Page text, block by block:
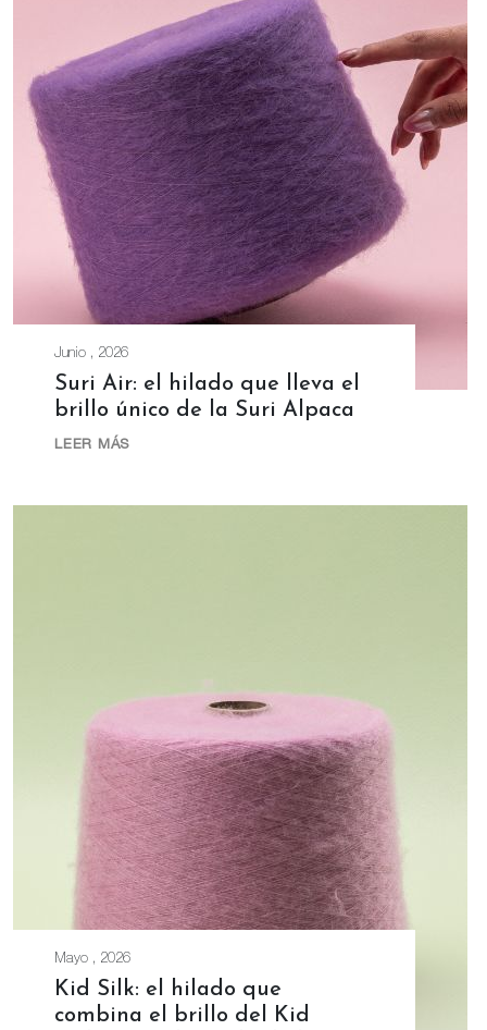
Junio , 2026
Suri Air: el hilado que lleva el
brillo único de la Suri Alpaca
LEER MÁS
Mayo , 2026
Kid Silk: el hilado que
combina el brillo del Kid